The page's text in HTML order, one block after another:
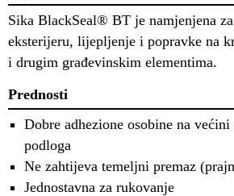
Sika BlackSeal® BT je namjenjena
eksterijeru, lijepljenje i popravke na
i drugim građevinskim elementima.
Prednosti
Dobre adhezione osobine na
podloga
Ne zahtijeva temeljni premaz
Jednostavna za rukovanje